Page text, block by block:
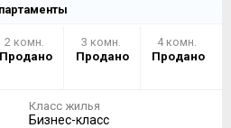
2 комн.
Продано
3 комн.
Продано
4 комн.
Продано
Класс жилья
Бизнес-класс